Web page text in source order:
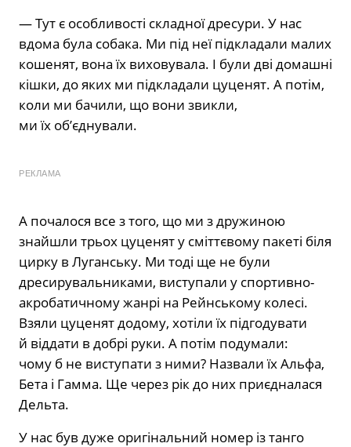
— Тут є особливості складної дресу­ри. У нас
вдома була собака. Ми під неї підкладали малих
кошенят, вона їх ви­ховувала. І були дві домашні
кішки, до яких ми підкладали цуценят. А потім,
коли ми бачили, що вони звикли,
ми їх об’єднували.
РЕКЛАМА
А почалося все з того, що ми з дружи­ною
знайшли трьох цуценят у сміттєво­му пакеті біля
цирку в Луганську. Ми тоді ще не були
дресирувальниками, висту­пали у спортивно-
акробатичному жан­рі на Рейнському колесі.
Взяли цуценят додому, хотіли їх підгодувати
й віддати в добрі руки. А потім подумали:
чому б не виступати з ними? Назвали їх Альфа,
Бета і Гамма. Ще через рік до них приєд­налася
Дельта.
У нас був дуже оригінальний номер із танго